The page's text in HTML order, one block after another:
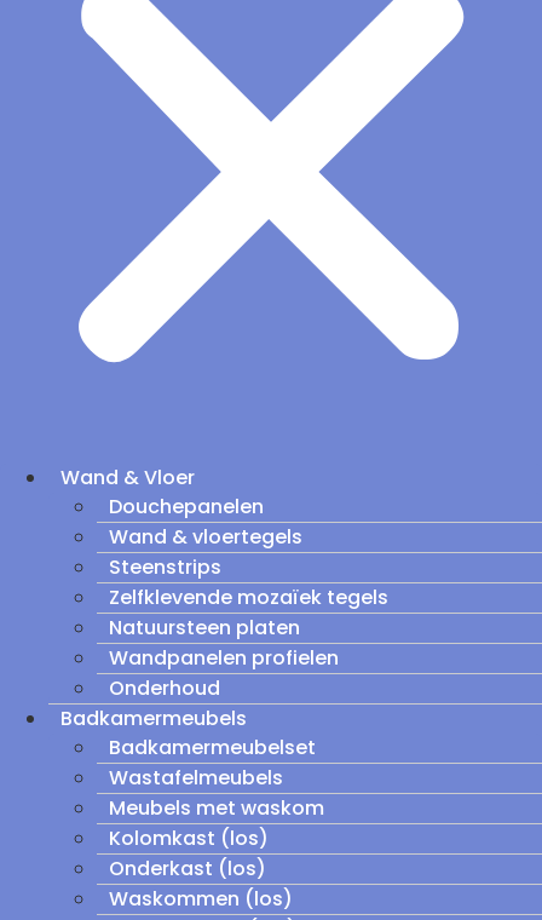
Wand & Vloer
Douchepanelen
Wand & vloertegels
Steenstrips
Zelfklevende mozaïek tegels
Natuursteen platen
Wandpanelen profielen
Onderhoud
Badkamermeubels
Badkamermeubelset
Wastafelmeubels
Meubels met waskom
Kolomkast (los)
Onderkast (los)
Waskommen (los)